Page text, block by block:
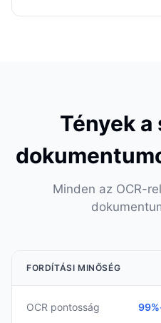
Tények
Minden az OCR-
FORDÍTÁSI MINŐSÉG
OCR pontosság